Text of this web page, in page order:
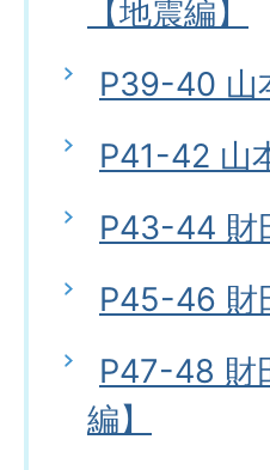
【地震編】
P39-40 山
P41-42 山
P43-44 財
P45-46 財
P47-48 財
編】